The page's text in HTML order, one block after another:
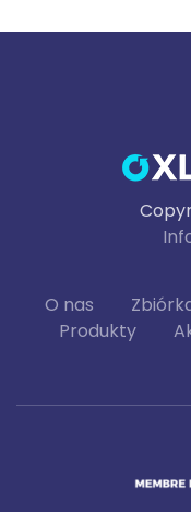
O nas
Produkty